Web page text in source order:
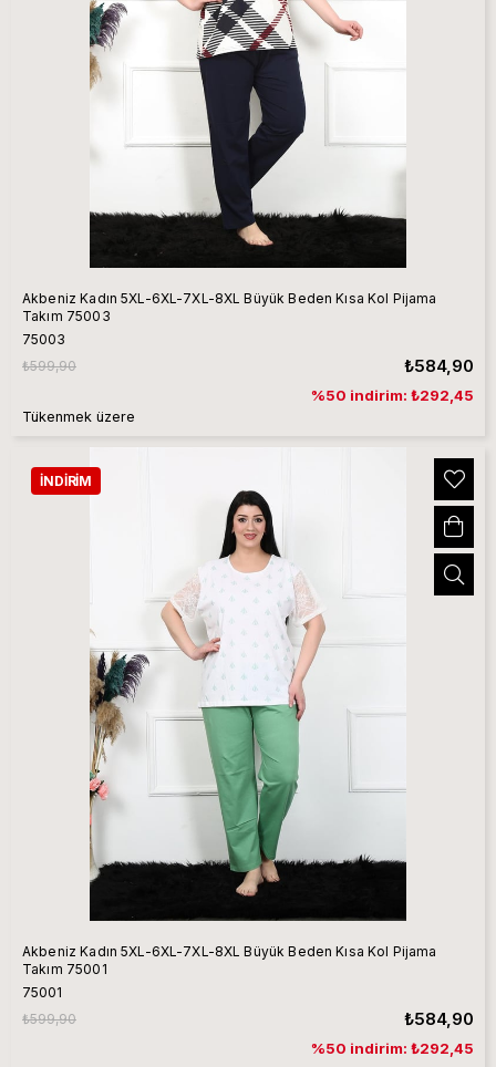
Akbeniz Kadın 5XL-6XL-7XL-8XL Büyük Beden Kısa Kol Pijama
Takım 75003
75003
₺584,90
₺599,90
%50 indirim: ₺292,45
Tükenmek üzere
Akbeniz Kadın 5XL-6XL-7XL-8XL Büyük Beden Kısa Kol Pijama
Takım 75001
75001
₺584,90
₺599,90
%50 indirim: ₺292,45
İNDIRIM